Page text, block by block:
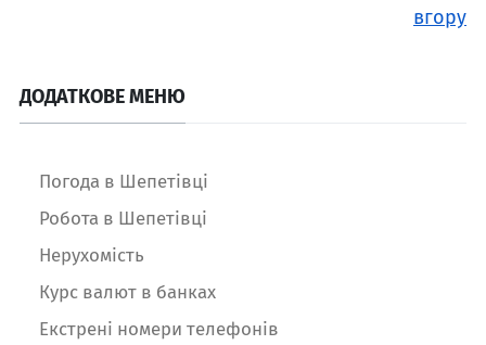
вгору
ДОДАТКОВЕ МЕНЮ
Погода в Шепетівці
Робота в Шепетівці
Нерухомість
Курс валют в банках
Екстрені номери телефонів